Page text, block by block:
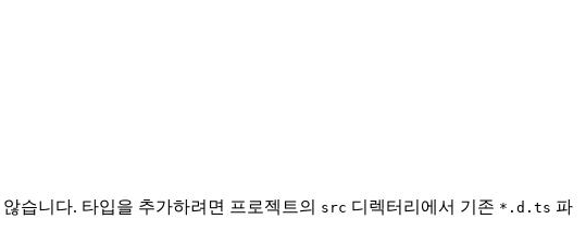
습니다. 타입을 추가하려면 프로젝트의 src 디렉터리에서 기존 *.d.ts 파